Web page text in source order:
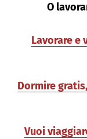
O
Lavorare e
Dormire
Vuoi